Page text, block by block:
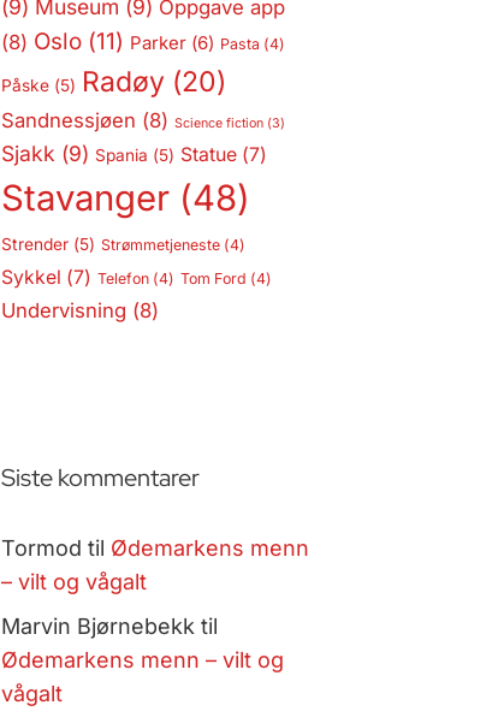
(9) Museum (9) Oppgave app
(8) Oslo(11) Parker(6) Pasta (4)
Påske(5) Radøy(20)
Sandnessjøen (8) Science fiction(3)
Sjakk (9) Spania (5) Statue(7)
Stavanger(48)
Strender(5) Strømmetjeneste(4)
Sykkel (7) Telefon(4) Tom Ford (4)
Undervisning (8)
Siste kommentarer
Tormod til Ødemarkens menn
– vilt og vågalt
Marvin Bjørnebekk til
Ødemarkens menn – vilt og
vågalt